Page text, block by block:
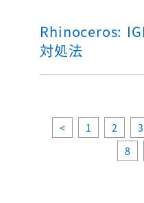
Rhinoceros:
対処法
< 1 2 3
8